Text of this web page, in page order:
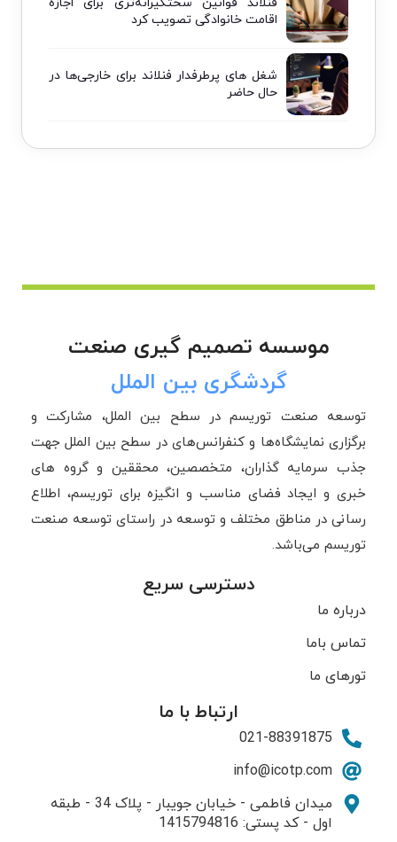
اقامت خانوادگی تصویب کرد
شغل های پرطرفدار فنلاند برای خارجی‌ها در
حال حاضر
موسسه تصمیم گیری صنعت
گردشگری بین الملل
توسعه صنعت توریسم در سطح بین الملل، مشارکت و
برگزاری نمایشگاه‌ها و کنفرانس‌های در سطح بین الملل جهت
جذب سرمایه گذاران، متخصصین، محققین و گروه های
خبری و ایجاد فضای مناسب و انگیزه برای توریسم، اطلاع
رسانی در مناطق مختلف و توسعه در راستای توسعه صنعت
توریسم می‌باشد.
دسترسی سریع
درباره ما
تماس باما
تورهای ما
ارتباط با ما
021-88391875
info@icotp.com
میدان فاطمی - خیابان جویبار - پلاک 34 - طبقه
اول - کد پستی: 1415794816